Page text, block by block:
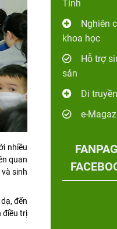
nhiều
quan
sinh
đến
điều trị
Tính
Nghiên
khoa học
Hỗ trợ
sản
Di truyền
e-